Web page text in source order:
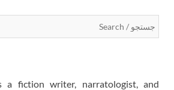
a fiction writer, narratologist, and